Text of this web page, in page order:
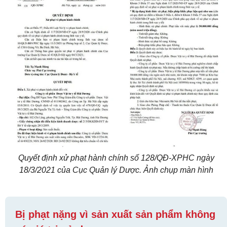
Quyết định xử phạt hành chính số 128/QĐ-XPHC ngày
18/3/2021 của Cục Quản lý Dược. Ảnh chụp màn hình
Bị phạt nặng vì sản xuất sản phẩm không